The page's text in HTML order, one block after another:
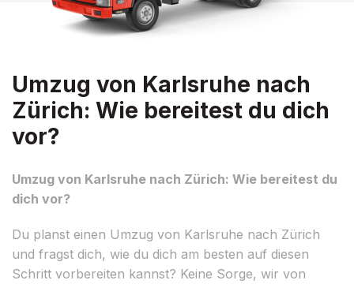
Umzug von Karlsruhe nach
Zürich: Wie bereitest du dich
vor?
Umzug von Karlsruhe nach Zürich: Wie bereitest du
dich vor?
Du planst einen Umzug von Karlsruhe nach Zürich
und fragst dich, wie du dich am besten auf diesen
Schritt vorbereiten kannst? Keine Sorge, wir von